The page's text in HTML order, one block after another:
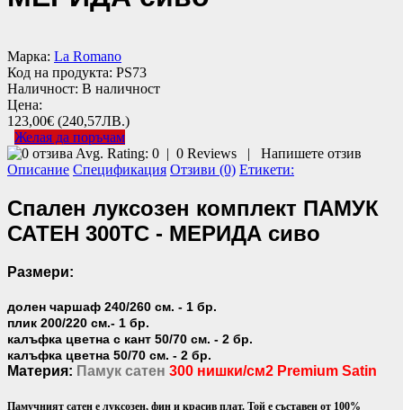
Марка: La Romano
Код на продукта: PS73
Наличност: В наличност
Цена:
123,00€ (240,57ЛВ.)
Желая да поръчам
Avg. Rating: 0 | 0 Reviews | Напишете отзив
Описание Спецификация Отзиви (0) Етикети:
Спален луксозен комплект ПАМУК
САТЕН 300TC - МЕРИДА сиво
Размери:
долен чаршаф 240/260 см. - 1 бр.
плик 200/220 см.- 1 бр.
калъфка цветна с кант 50/70 см. - 2 бр.
калъфка цветна 50/70 см. - 2 бр.
Материя: Памук сатен 300 нишки/см2 Premium Satin
Памучният сатен е луксозен, фин и красив плат. Той е съставен от 100%